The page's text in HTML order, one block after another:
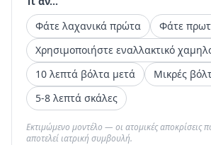
Φάτε λαχανικά πρώτα
Φάτε
Χρησιμοποιήστε εναλλακτικό
10 λεπτά βόλτα μετά
Μικρές
5-8 λεπτά σκάλες
Εκτιμώμενο μοντέλο — οι ατομικές αποκρίσεις
αποτελεί ιατρική συμβουλή.